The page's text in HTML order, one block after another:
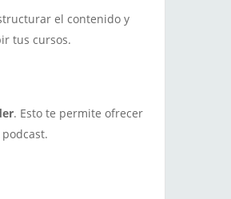
el contenido y
tus cursos.
. Esto te permite ofrecer